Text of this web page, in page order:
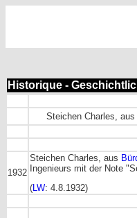
Historique -
Steichen Charles, aus
1932
Steichen Charles, aus
Ingenieurs mit der Note
(LW: 4.8.1932)